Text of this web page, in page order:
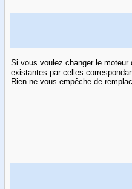
Si vous voulez changer le
existantes par celles
Rien ne vous empêche de